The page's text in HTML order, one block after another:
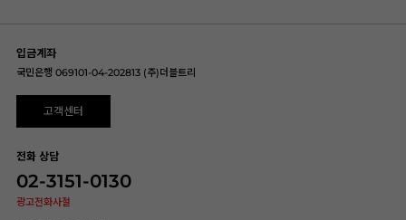
입금계좌
국민은행 069101-04-202813 (주)더블트리
고객센터
전화 상담
02-3151-0130
광고전화사절